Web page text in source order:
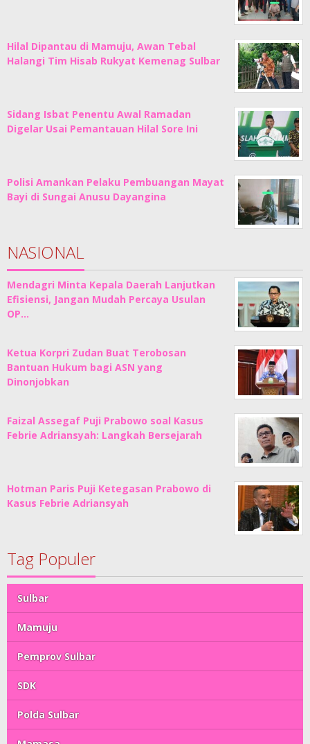
Hilal Dipantau di Mamuju, Awan Tebal
Halangi Tim Hisab Rukyat Kemenag Sulbar
Sidang Isbat Penentu Awal Ramadan
Digelar Usai Pemantauan Hilal Sore Ini
Polisi Amankan Pelaku Pembuangan Mayat
Bayi di Sungai Anusu Dayangina
NASIONAL
Mendagri Minta Kepala Daerah Lanjutkan
Efisiensi, Jangan Mudah Percaya Usulan
OP…
Ketua Korpri Zudan Buat Terobosan
Bantuan Hukum bagi ASN yang
Dinonjobkan
Faizal Assegaf Puji Prabowo soal Kasus
Febrie Adriansyah: Langkah Bersejarah
Hotman Paris Puji Ketegasan Prabowo di
Kasus Febrie Adriansyah
Tag Populer
Sulbar
Mamuju
Pemprov Sulbar
SDK
Polda Sulbar